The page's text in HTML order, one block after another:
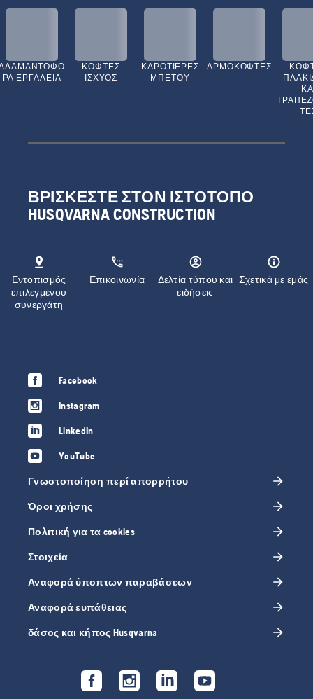
ΡΑ ΕΡΓΑΛΕΊΑ
ΚΌΦΤΕΣ
ΙΣΧΎΟΣ
ΚΑΡΟΤΙΈΡΕΣ
ΜΠΕΤΟΎ
ΑΡΜΟΚΌΦΤΕΣ
ΒΡΊΣΚΕΣΤΕ ΣΤΟΝ ΙΣΤΌΤΟΠΟ
HUSQVARNA CONSTRUCTION
Εντοπισμός
επιλεγμένου
συνεργάτη
Επικοινωνία
Δελτία τύπου και
ειδήσεις
Σχετικά με εμάς
Facebook
Instagram
LinkedIn
YouTube
Γνωστοποίηση περί απορρήτου
Όροι χρήσης
Πολιτική για τα cookies
Στοιχεία
Αναφορά ύποπτων παραβάσεων
Αναφορά ευπάθειας
δάσος και κήπος Husqvarna